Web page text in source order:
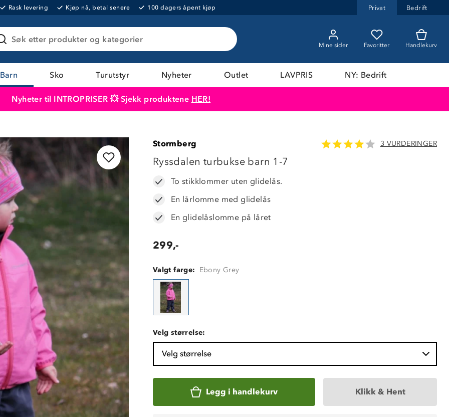
Rask levering Kjøp nå, betal senere 100 dagers åpent kjøp Privat Bedrift
Søk etter produkter og kategorier
Mine sider Favoritter Handlekurv
Barn Sko Turutstyr Nyheter Outlet LAVPRIS NY: Bedrift
Nyheter til INTROPRISER 💥 Sjekk produktene HER!
Stormberg 3 VURDERINGER
Ryssdalen turbukse barn 1-7
To stikklommer uten glidelås.
En lårlomme med glidelås
En glidelåslomme på låret
299,-
Valgt farge: Ebony Grey
Velg størrelse:
Velg størrelse
Legg i handlekurv Klikk & Hent